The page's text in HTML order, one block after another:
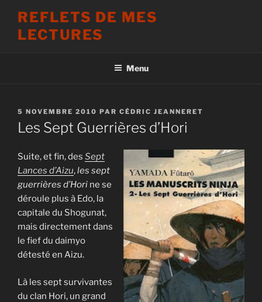
contenu
REFLETS DE MES
LECTURES
Menu
PUBLIÉ
LE
5 NOVEMBRE 2010 PAR CÉDRIC JEANNERET
Les Sept Guerrières d’Hori
Suite, et fin, des Sept
Lances d’Aizu,les sept
guerrières d’Hori ne se
déroule plus à Edo, la
capitale du Shogunat,
mais directement dans
le fief du daimyo
détesté en Aizu.
Là les sept survivantes
du clan Hori, un grand